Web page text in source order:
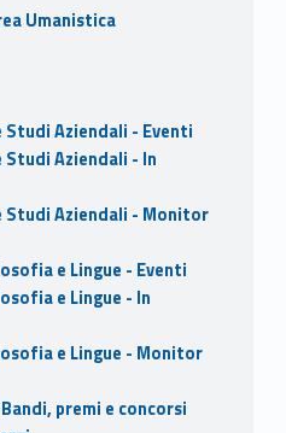
Umanistica
Studi Aziendali - Eventi
Studi Aziendali - In
Studi Aziendali - Monitor
e Lingue - Eventi
e Lingue - In
e Lingue - Monitor
premi e concorsi